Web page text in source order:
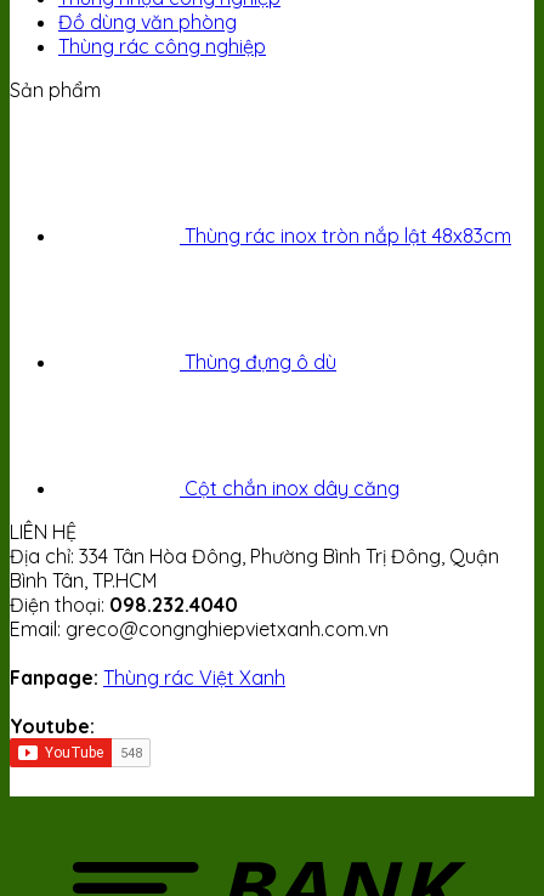
Đồ dùng văn phòng
Thùng rác công nghiệp
Sản phẩm
Thùng rác inox tròn nắp lật 48x83cm
Thùng đựng ô dù
Cột chắn inox dây căng
LIÊN HỆ
Địa chỉ: 334 Tân Hòa Đông, Phường Bình Trị Đông, Quận
Bình Tân, TP.HCM
Điện thoại: 098.232.4040
Email: greco@congnghiepvietxanh.com.vn
Fanpage: Thùng rác Việt Xanh
Youtube: